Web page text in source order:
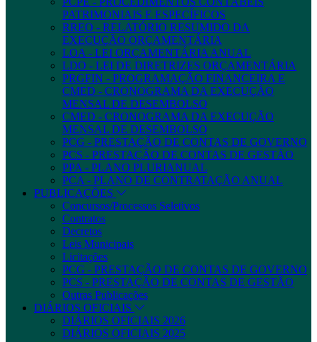
PATRIMONIAIS E ESPECÍFICOS
RREO - RELATÓRIO RESUMIDO DA
EXECUÇÃO ORÇAMENTÁRIA
LOA - LEI ORÇAMENTÁRIA ANUAL
LDO - LEI DE DIRETRIZES ORÇAMENTÁRIA
PRGFIN - PROGRAMAÇÃO FINANCEIRA E
CMED - CRONOGRAMA DA EXECUÇÃO
MENSAL DE DESEMBOLSO
CMED - CRONOGRAMA DA EXECUÇÃO
MENSAL DE DESEMBOLSO
PCG - PRESTAÇÃO DE CONTAS DE GOVERNO
PCS - PRESTAÇÃO DE CONTAS DE GESTÃO
PPA - PLANO PLURIANUAL
PCA - PLANO DE CONTRATAÇÃO ANUAL
PUBLICAÇÕES
Concursos/Processos Seletivos
Contratos
Decretos
Leis Municipais
Licitações
PCG - PRESTAÇÃO DE CONTAS DE GOVERNO
PCS - PRESTAÇÃO DE CONTAS DE GESTÃO
Outras Publicações
DIÁRIOS OFICIAIS
DIÁRIOS OFICIAIS 2026
DIÁRIOS OFICIAIS 2025